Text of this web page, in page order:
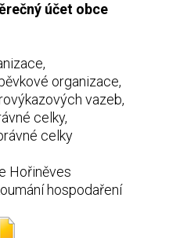
účet obce
organizace,
vazeb,
celky,
celky
Hořiněves
hospodaření